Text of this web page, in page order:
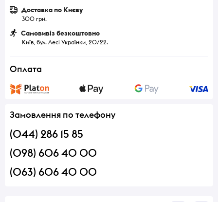
Доставка по Києву
300 грн.
Самовивіз безкоштовно
Київ, бул. Лесі Українки, 20/22.
Оплата
Замовлення по телефону
(044) 286 15 85
(098) 606 40 00
(063) 606 40 00